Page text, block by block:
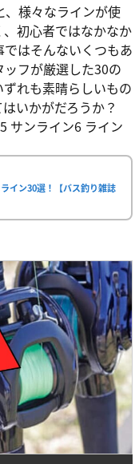
、様々なラインが使
初心者ではなかなか
はそんないくつもあ
フが厳選した30の
れも素晴らしいもの
いかがだろうか？
サンライン6 ライン
イン30選！【バス釣り雑誌